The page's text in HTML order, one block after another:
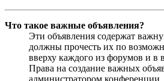
Что такое важные объявления?
Эти объявления содержат
должны прочесть их по
вверху каждого из форумов и в
Права на создание важных
администратором конференции.